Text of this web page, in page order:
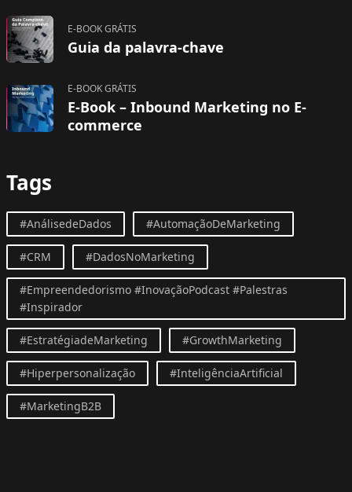
E-BOOK GRÁTIS
Guia da palavra-chave
E-BOOK GRÁTIS
E-Book – Inbound Marketing no E-
commerce
Tags
#AnálisedeDados #AutomaçãoDeMarketing
#CRM #DadosNoMarketing
#Empreendedorismo #InovaçãoPodcast #Palestras
#Inspirador
#EstratégiadeMarketing #GrowthMarketing
#Hiperpersonalização #InteligênciaArtificial
#MarketingB2B